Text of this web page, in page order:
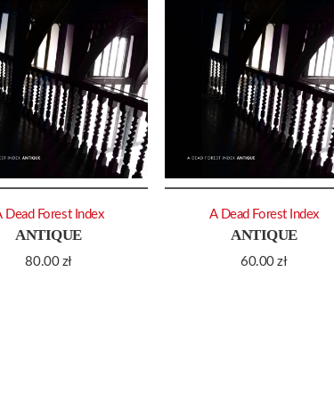
ANTIQUE
80.00 zł
Dead Forest Index
ANTIQUE
60.00zł
A Dead Forest Index